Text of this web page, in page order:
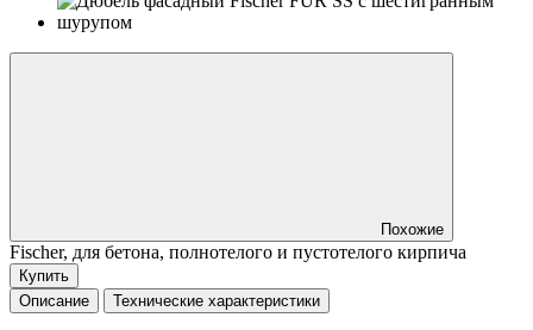
Похожие
Fischer, для бетона, полнотелого и пустотелого кирпича
Купить
Описание
Технические характеристики